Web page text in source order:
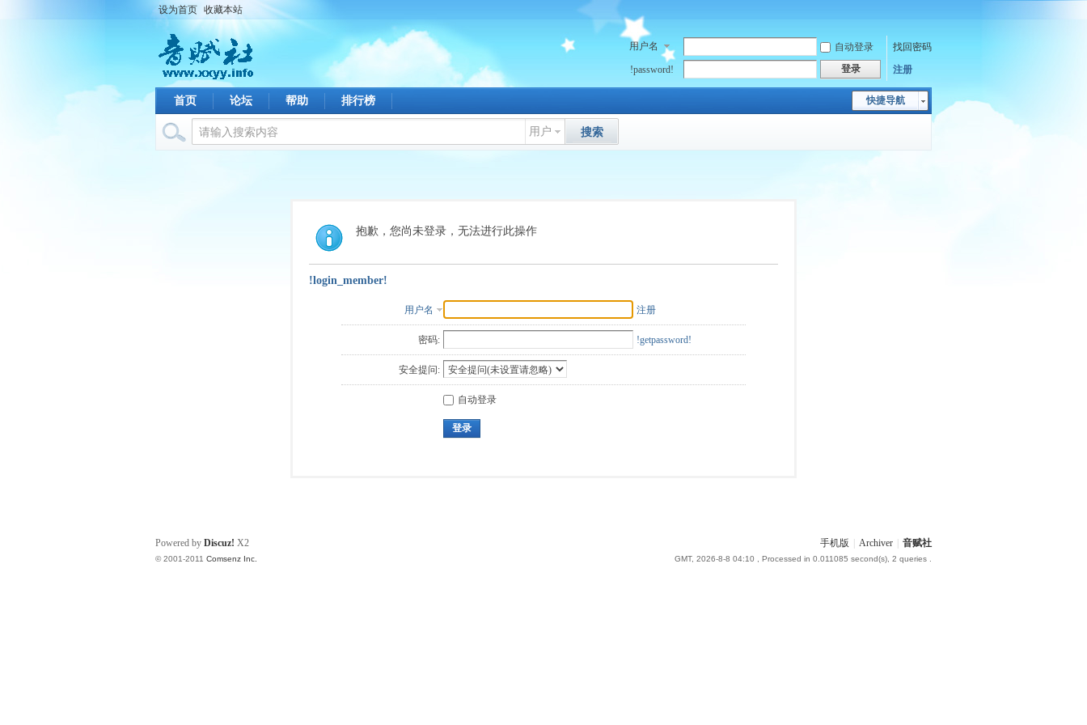
设为首页 收藏本站
用户名 自动登录
找回密码
!password!
登录 注册
快捷导航
首页 论坛 帮助 排行榜
用户 搜索
抱歉，您尚未登录，无法进行此操作
!login_member!
用户名 注册
密码: !getpassword!
安全提问:
自动登录
登录
手机版 Archiver 音赋社
GMT, 2026-8-8 04:10 , Processed in 0.011085 second(s), 2 queries .
Powered by Discuz! X2
© 2001-2011 Comsenz Inc.